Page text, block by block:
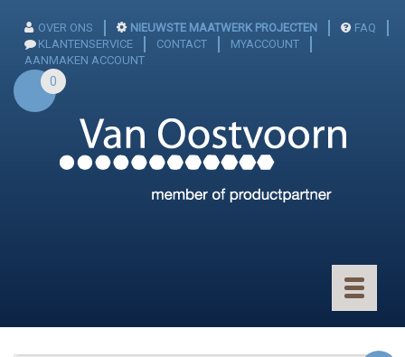
OVER ONS NIEUWSTE MAATWERK PROJECTEN
FAQ
KLANTENSERVICE
CONTACT
MYACCOUNT
AANMAKEN ACCOUNT
0
Toggle